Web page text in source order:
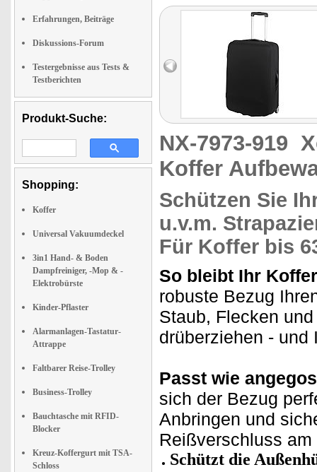
Erfahrungen, Beiträge
Diskussions-Forum
Testergebnisse aus Tests &
Testberichten
Produkt-Suche:
Shopping:
Koffer
Universal Vakuumdeckel
3in1 Hand- & Boden
Dampfreiniger, -Mop & -
Elektrobürste
Kinder-Pflaster
Alarmanlagen-Tastatur-
Attrappe
Faltbarer Reise-Trolley
Business-Trolley
Bauchtasche mit RFID-
Blocker
Kreuz-Koffergurt mit TSA-
Schloss
NX-7973-919
Koffer
Schützen Sie
u.v.m.
Für Koffer bis
So bleibt Ihr
robuste Bezug
Staub, Flecken
drüberziehen - und
Passt wie
sich der Bezug
Anbringen und
Reißverschluss
Schützt die